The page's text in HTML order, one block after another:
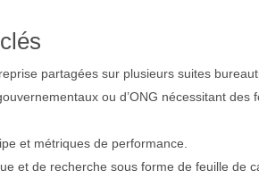
partagées sur plusieurs suites
ou d’ONG nécessitant des
et métriques de performance.
et de recherche sous forme de feuille de